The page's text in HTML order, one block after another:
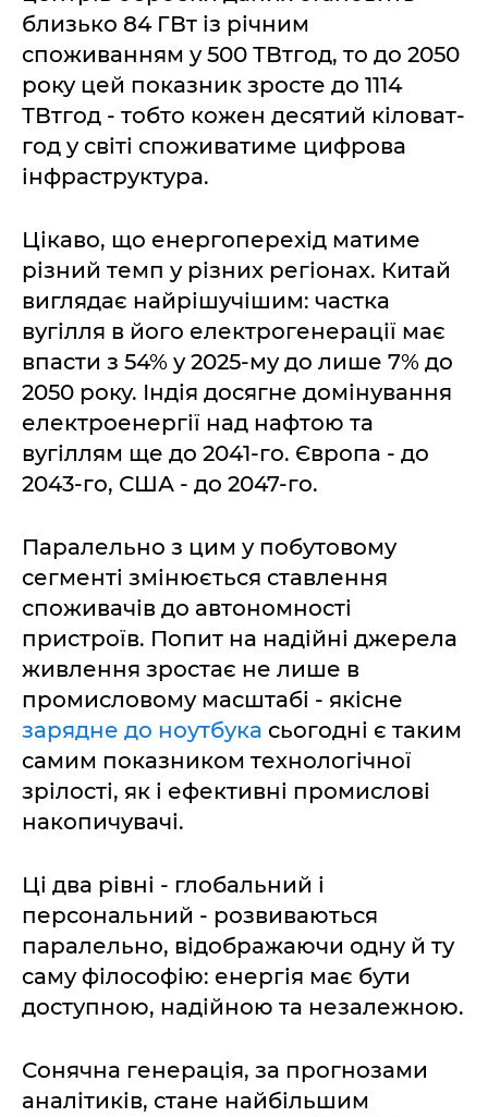
близько 84 ГВт із річним
споживанням у 500 ТВтгод, то до 2050
року цей показник зросте до 1114
ТВтгод - тобто кожен десятий кіловат-
год у світі споживатиме цифрова
інфраструктура.
Цікаво, що енергоперехід матиме
різний темп у різних регіонах. Китай
виглядає найрішучішим: частка
вугілля в його електрогенерації має
впасти з 54% у 2025-му до лише 7% до
2050 року. Індія досягне домінування
електроенергії над нафтою та
вугіллям ще до 2041-го. Європа - до
2043-го, США - до 2047-го.
Паралельно з цим у побутовому
сегменті змінюється ставлення
споживачів до автономності
пристроїв. Попит на надійні джерела
живлення зростає не лише в
промисловому масштабі - якісне
зарядне до ноутбука сьогодні є таким
самим показником технологічної
зрілості, як і ефективні промислові
накопичувачі.
Ці два рівні - глобальний і
персональний - розвиваються
паралельно, відображаючи одну й ту
саму філософію: енергія має бути
доступною, надійною та незалежною.
Сонячна генерація, за прогнозами
аналітиків, стане найбільшим